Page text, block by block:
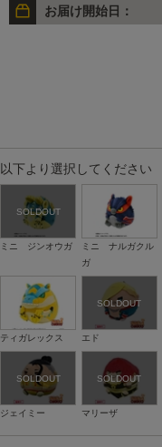
お届け開始日：
以下より選択してください
ミニ ジンオウガ
ミニ ナルガクル
ガ
ティガレックス エド
ジェイミー マリーザ